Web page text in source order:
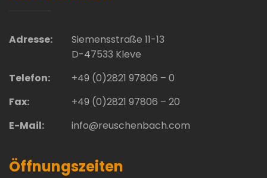
Adresse:
Siemensstraße 11-13
D-47533 Kleve
Telefon:
+49 (0)2821 97806 – 0
Fax:
+49 (0)2821 97806 – 20
E-Mail:
info@reuschenbach.com
Öffnungszeiten